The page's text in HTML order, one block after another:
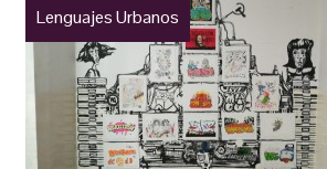
Lenguajes Urbanos